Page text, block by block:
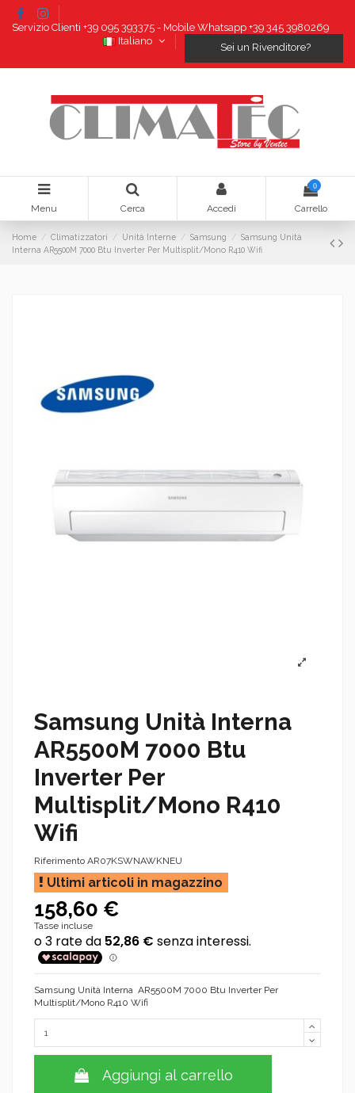
Servizio Clienti +39 095 393375 - Mobile Whatsapp +39 345 3980269
Italiano
Sei un Rivenditore?
Menu Cerca Accedi
0
Carrello
Home Climatizzatori Unità Interne Samsung
Samsung Unità
Interna AR5500M 7000 Btu Inverter Per Multisplit/Mono R410 Wifi
Samsung Unità Interna
AR5500M 7000 Btu
Inverter Per
Multisplit/Mono R410
Wifi
Riferimento AR07KSWNAWKNEU
Ultimi articoli in magazzino
158,60 €
Tasse incluse
Samsung Unità Interna AR5500M 7000 Btu Inverter Per
Multisplit/Mono R410 Wifi
Aggiungi al carrello